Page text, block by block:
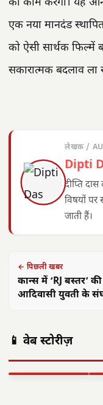
एक नया मानदंड
को ऐसी सार्थक फिल्में
सकारात्मक बदलाव ला
लेखक /
Dipti
दीप्ति
विषयों पर
जाती हैं।
← पिछली खबर
कान्स में ‘RJ बस्तर’
आदिवासी युवती के
📱 वेब स्टोरीज़
सितंबर से सभी
बहाल करेगा,…
…